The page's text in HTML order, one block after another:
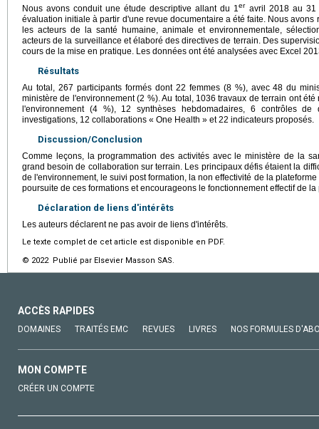
Nous avons conduit une étude descriptive allant du 1er avril 2018 au 31
évaluation initiale à partir d'une revue documentaire a été faite. Nous
les acteurs de la santé humaine, animale et environnementale,
acteurs de la surveillance et élaboré des directives de terrain. Des
cours de la mise en pratique. Les données ont été analysées avec Excel
Résultats
Au total, 267 participants formés dont 22 femmes (8 %), avec 48 du
ministère de l'environnement (2 %). Au total, 1036 travaux de terrain ont
l'environnement (4 %), 12 synthèses hebdomadaires, 6 contrôles
investigations, 12 collaborations « One Health » et 22 indicateurs proposés.
Discussion/Conclusion
Comme leçons, la programmation des activités avec le ministère de la
grand besoin de collaboration sur terrain. Les principaux défis étaient la
de l'environnement, le suivi post formation, la non effectivité de la
poursuite de ces formations et encourageons le fonctionnement effectif de
Déclaration de liens d'intérêts
Les auteurs déclarent ne pas avoir de liens d'intérêts.
Le texte complet de cet article est disponible en PDF.
© 2022 Publié par Elsevier Masson SAS.
ACCÈS RAPIDES
DOMAINES TRAITÉS EMC REVUES LIVRES NOS FORMULES
MON COMPTE
CRÉER UN COMPTE